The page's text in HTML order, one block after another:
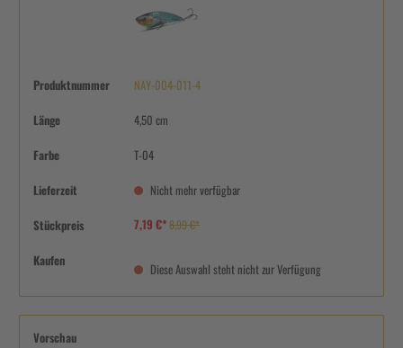
Produktnummer NAY-004-011-4
Länge 4,50 cm
Farbe T-04
Lieferzeit Nicht mehr verfügbar
Stückpreis 7,19 €*8,99 €*
Kaufen
Diese Auswahl steht nicht zur Verfügung
Vorschau